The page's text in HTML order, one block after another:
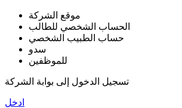
موقع الشركة
الحساب الشخصي للطالب
حساب الطبيب الشخصي
سدو
للموظفين
تسجيل الدخول إلى بوابة الشركة
ادخل